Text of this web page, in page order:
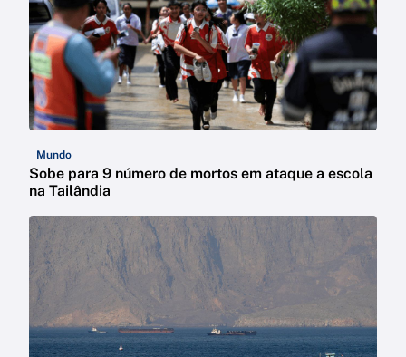
Mundo
Sobe para 9 número de mortos em ataque a escola
na Tailândia